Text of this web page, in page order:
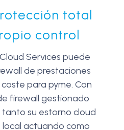
total
control
Services puede
de prestaciones
para pyme. Con
firewall gestionado
su estorno cloud
actuando como